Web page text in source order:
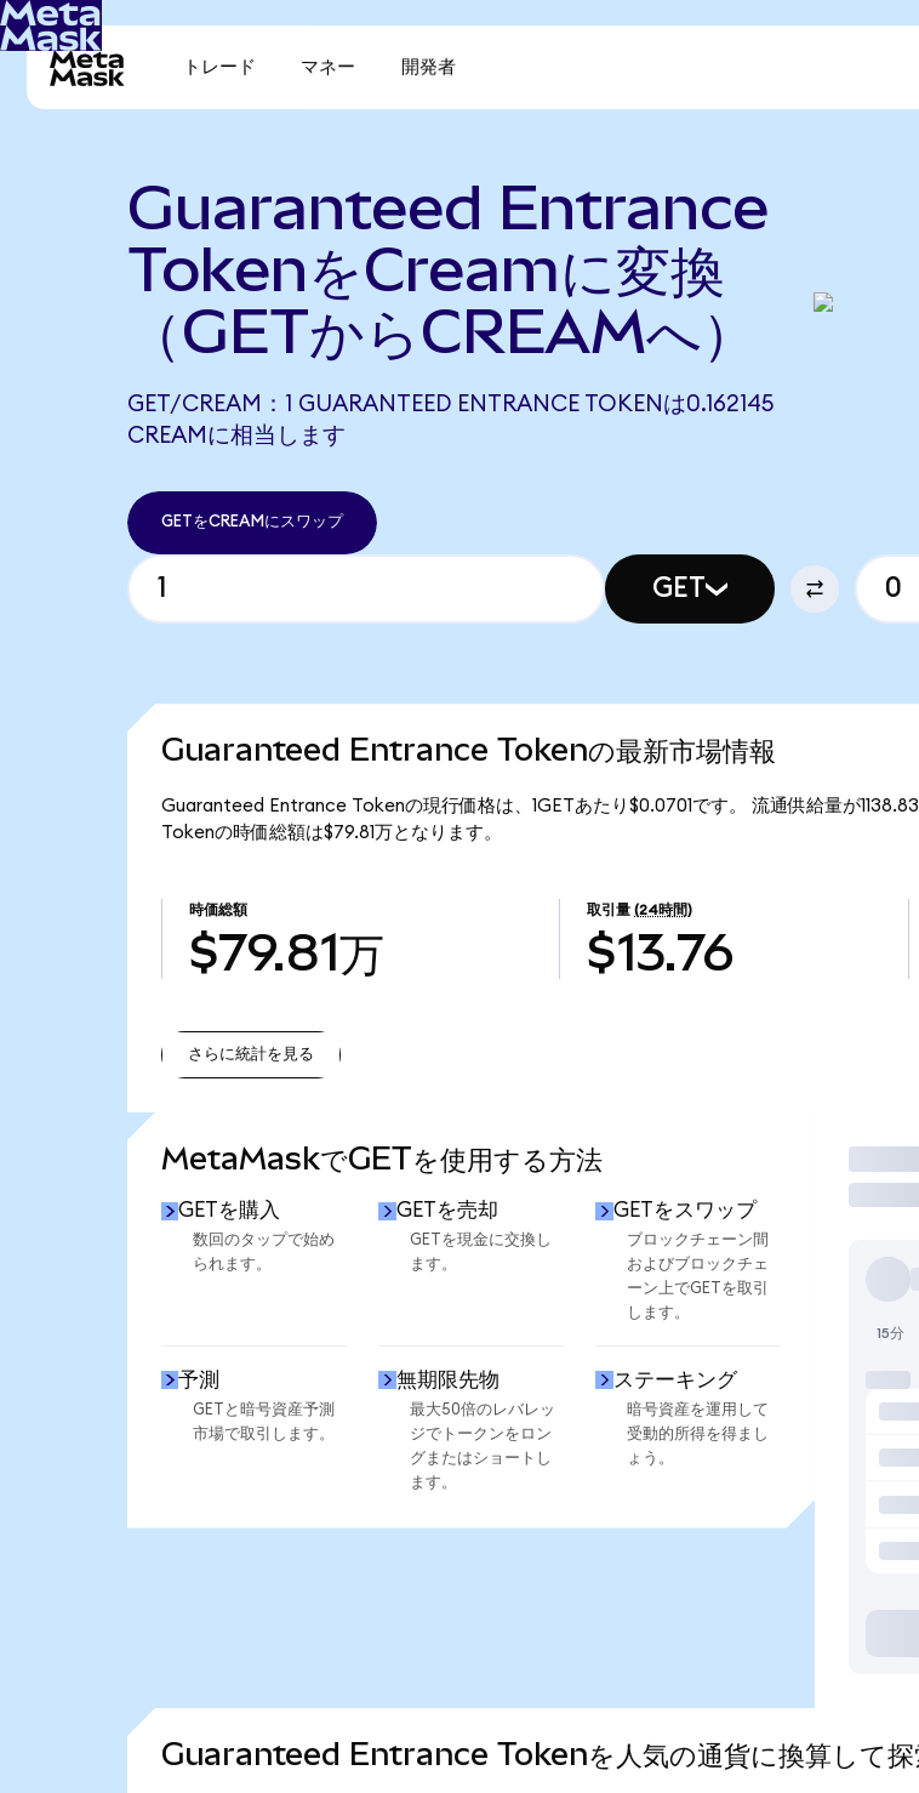
トレード マネー 開発者
Guaranteed Entrance
TokenをCreamに変換
（GETからCREAMへ）
GET/CREAM：1 GUARANTEED ENTRANCE TOKENは0.162145
CREAMに相当します
GETをCREAMにスワップ
GET
Guaranteed Entrance Tokenの最新市場情報
Guaranteed Entrance Tokenの現行価格は、1GETあたり$0.0701です。 流通供給量が
Tokenの時価総額は$79.81万となります。
時価総額
$79.81万
取引量 (24時間)
$13.76
さらに統計を見る
MetaMaskでGETを使用する方法
GETを購入
数回のタップで始め
られます。
GETを売却
GETを現金に交換し
ます。
GETをスワップ
ブロックチェーン間
およびブロックチェ
ーン上でGETを取引
します。
予測
GETと暗号資産予測
市場で取引します。
無期限先物
最大50倍のレバレッ
ジでトークンをロン
グまたはショートし
ます。
ステーキング
暗号資産を運用して
受動的所得を得まし
ょう。
取引
15分
Guaranteed Entrance Tokenを人気の通貨に換算して探